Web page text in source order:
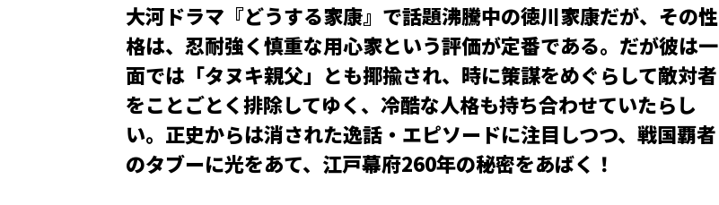
大河ドラマ『どうする家康』で話題沸騰中の徳川家康だが、その性
格は、忍耐強く慎重な用心家という評価が定番である。だが彼は一
面では「タヌキ親父」とも揶揄され、時に策謀をめぐらして敵対者
をことごとく排除してゆく、冷酷な人格も持ち合わせていたらし
い。正史からは消された逸話・エピソードに注目しつつ、戦国覇者
のタブーに光をあて、江戸幕府260年の秘密をあばく！